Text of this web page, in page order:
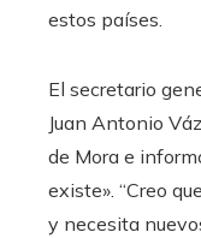
estos países.
El secretario
Juan Antonio
de Mora e
existe». “Creo
y necesita